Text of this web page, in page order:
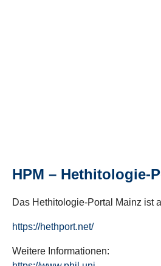
HPM – Hethitologie-
Das Hethitologie-Portal Mainz ist
https://hethport.net/
Weitere Informationen: